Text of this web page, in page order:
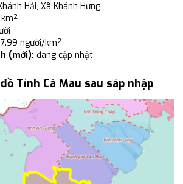
Hải, Xã Khánh Hưng
người/km²
(mới): đang cập nhật
Tỉnh Cà Mau sau sáp nhập